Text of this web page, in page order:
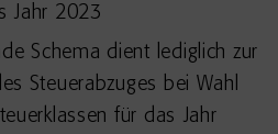
Jahr 2023
Schema dient lediglich zur
Steuerabzuges bei Wahl
für das Jahr